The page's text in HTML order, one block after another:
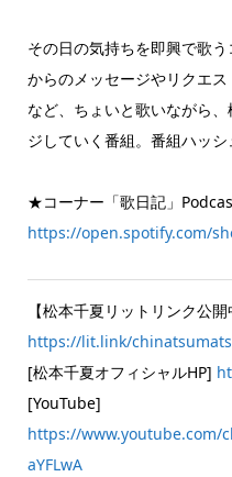
その日の気持ちを即興で歌
からのメッセージやリクエ
など、ちょいと歌いながら
ジしていく番組。番組ハッシ
★コーナー「歌日記」
https://open.spotify.com/
【松本千夏リットリンク公開
https://lit.link/
[松本千夏オフィシャルHP]
[YouTube]
https://www.youtube.com/
aYFLwA